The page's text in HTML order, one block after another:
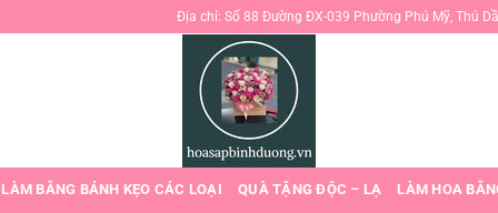
Địa chỉ: Số 88 Đường ĐX-039 Phường Phú Mỹ, Thủ
BẰNG BÁNH KẸO CÁC LOẠI QUÀ TẶNG ĐỘC – LẠ LÀM HOA